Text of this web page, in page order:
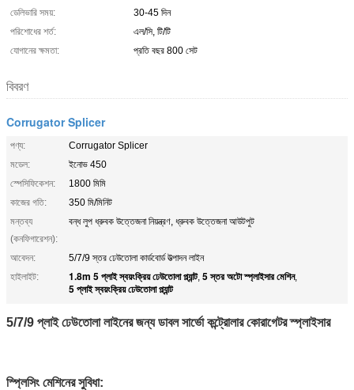
ডেলিভারি সময়:
30-45 দিন
পরিশোধের শর্ত:
এল/সি, টি/টি
যোগানের ক্ষমতা:
প্রতি বছর 800 সেট
বিবরণ
Corrugator Splicer
পণ্য:
Corrugator Splicer
মডেল:
ইনোভ 450
স্পেসিফিকেশন:
1800 মিমি
কাজের গতি:
350 মি/মিনিট
মন্তব্য
(কনফিগারেশন):
বন্ধ লুপ ধ্রুবক উত্তেজনা নিয়ন্ত্রণ, ধ্রুবক উত্তেজনা আউটপুট
আবেদন:
5/7/9 স্তর ঢেউতোলা কার্ডবোর্ড উত্পাদন লাইন
হাইলাইট:
1.8m 5 প্লাই স্বয়ংক্রিয় ঢেউতোলা প্ল্যান্ট, 5 স্তর অটো স্প্লাইসার মেশিন,
5 প্লাই স্বয়ংক্রিয় ঢেউতোলা প্ল্যান্ট
5/7/9 প্লাই ঢেউতোলা লাইনের জন্য ডাবল সার্ভো কন্ট্রোলার কোরাগেটর স্প্লাইসার
স্প্লিসিং মেশিনের সুবিধা: